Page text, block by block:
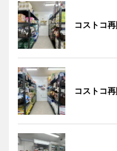
コストコ
コストコ